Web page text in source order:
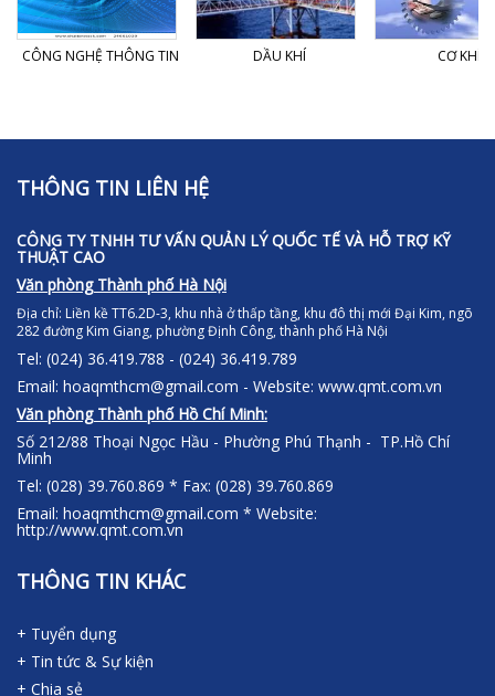
CÔNG NGHỆ THÔNG TIN DẦU KHÍ CƠ KHÍ
THÔNG TIN LIÊN HỆ
CÔNG TY TNHH TƯ VẤN QUẢN LÝ QUỐC TẾ VÀ HỖ TRỢ KỸ
THUẬT CAO
Văn phòng Thành phố Hà Nội
Địa chỉ: Liền kề TT6.2D-3, khu nhà ở thấp tầng, khu đô thị mới Đại Kim, ngõ
282 đường Kim Giang, phường Định Công, thành phố Hà Nội
Tel: (024) 36.419.788 - (024) 36.419.789
Email: hoaqmthcm@gmail.com - Website: www.qmt.com.vn
Văn phòng Thành phố Hồ Chí Minh:
Số 212/88 Thoại Ngọc Hầu - Phường Phú Thạnh - TP.Hồ Chí
Minh
Tel: (028) 39.760.869 * Fax: (028) 39.760.869
Email: hoaqmthcm@gmail.com * Website:
http://www.qmt.com.vn
THÔNG TIN KHÁC
+ Tuyển dụng
+ Tin tức & Sự kiện
+ Chia sẻ